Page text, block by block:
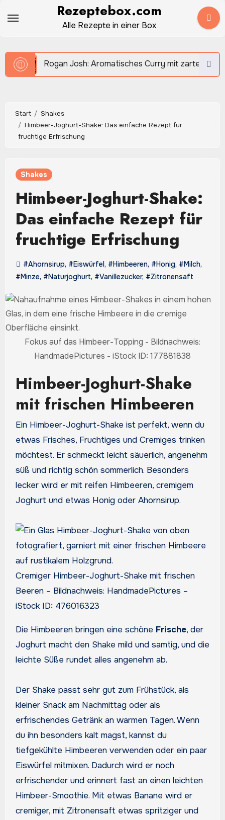
Inhalt
Rezeptebox.com
Alle Rezepte in einer Box
Josh: Aromatisches Curry mit zartem Fleisch und
Start
Shakes
Himbeer-Joghurt-Shake: Das einfache Rezept für
fruchtige Erfrischung
Shakes
Himbeer-Joghurt-Shake:
Das einfache Rezept für
fruchtige Erfrischung
#Ahornsirup, #Eiswürfel, #Himbeeren, #Honig, #Milch,
#Minze, #Naturjoghurt, #Vanillezucker, #Zitronensaft
Fokus auf das Himbeer-Topping - Bildnachweis:
HandmadePictures - iStock ID: 177881838
Himbeer-Joghurt-Shake
mit frischen Himbeeren
Ein Himbeer-Joghurt-Shake ist perfekt, wenn du
etwas Frisches, Fruchtiges und Cremiges trinken
möchtest. Er schmeckt leicht säuerlich, angenehm
süß und richtig schön sommerlich. Besonders
lecker wird er mit reifen Himbeeren, cremigem
Joghurt und etwas Honig oder Ahornsirup.
Cremiger Himbeer-Joghurt-Shake mit frischen
Beeren – Bildnachweis: HandmadePictures –
iStock ID: 476016323
Die Himbeeren bringen eine schöne Frische, der
Joghurt macht den Shake mild und samtig, und die
leichte Süße rundet alles angenehm ab.
Der Shake passt sehr gut zum Frühstück, als
kleiner Snack am Nachmittag oder als
erfrischendes Getränk an warmen Tagen. Wenn
du ihn besonders kalt magst, kannst du
tiefgekühlte Himbeeren verwenden oder ein paar
Eiswürfel mitmixen. Dadurch wird er noch
erfrischender und erinnert fast an einen leichten
Himbeer-Smoothie. Mit etwas Banane wird er
cremiger, mit Zitronensaft etwas spritziger und